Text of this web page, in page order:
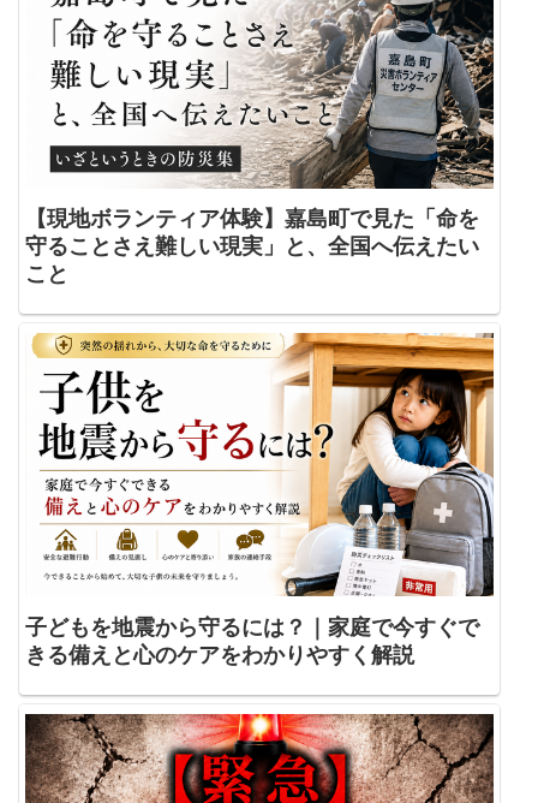
【現地ボランティア体験】嘉島町で見た「命を
守ることさえ難しい現実」と、全国へ伝えたい
こと
子どもを地震から守るには？｜家庭で今すぐで
きる備えと心のケアをわかりやすく解説